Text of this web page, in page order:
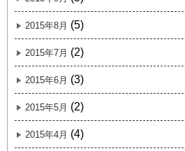
2015年8月 (5)
2015年7月 (2)
2015年6月 (3)
2015年5月 (2)
2015年4月 (4)